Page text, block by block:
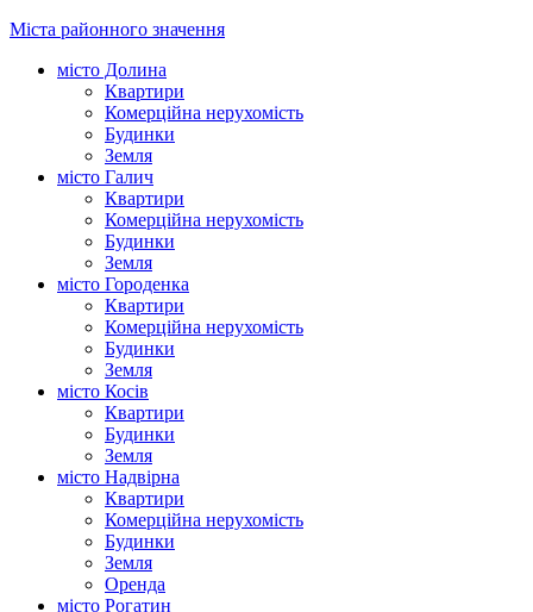
Міста районного значення
місто Долина
Квартири
Комерційна нерухомість
Будинки
Земля
місто Галич
Квартири
Комерційна нерухомість
Будинки
Земля
місто Городенка
Квартири
Комерційна нерухомість
Будинки
Земля
місто Косів
Квартири
Будинки
Земля
місто Надвірна
Квартири
Комерційна нерухомість
Будинки
Земля
Оренда
місто Рогатин